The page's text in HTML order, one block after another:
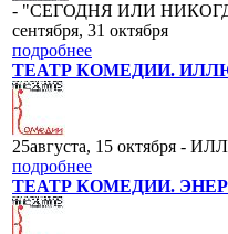
- "СЕГОДНЯ ИЛИ
сентября, 31 октября
подробнее
ТЕАТР КОМЕДИИ.
25августа, 15 октября -
подробнее
ТЕАТР КОМЕДИИ.